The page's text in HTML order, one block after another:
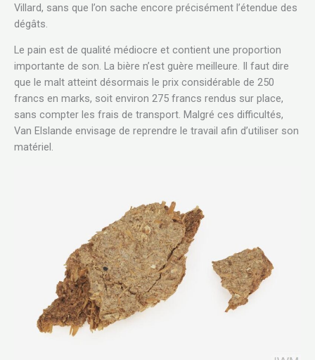
Villard, sans que l’on sache encore précisément l’étendue des
dégâts.
Le pain est de qualité médiocre et contient une proportion
importante de son. La bière n’est guère meilleure. Il faut dire
que le malt atteint désormais le prix considérable de 250
francs en marks, soit environ 275 francs rendus sur place,
sans compter les frais de transport. Malgré ces difficultés,
Van Elslande envisage de reprendre le travail afin d’utiliser son
matériel.